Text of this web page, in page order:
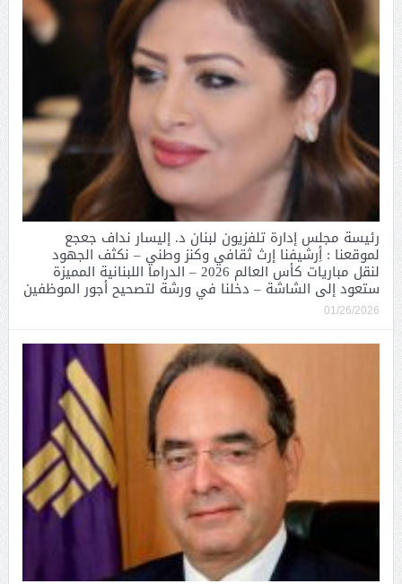
رئيسة مجلس إدارة تلفزيون لبنان د. إليسار نداف جعجع
لموقعنا : أِرشيفنا إرث ثقافي وكنز وطني – نكثف الجهود
لنقل مباريات كأس العالم 2026 – الدراما اللبنانية المميزة
ستعود إلى الشاشة – دخلنا في ورشة لتصحيح أجور الموظفين
01/26/2026